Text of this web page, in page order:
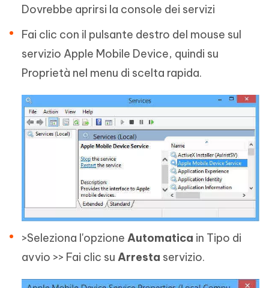
Dovrebbe aprirsi la console dei servizi
Fai clic con il pulsante destro del mouse sul
servizio Apple Mobile Device, quindi su
Proprietà nel menu di scelta rapida.
>Seleziona l'opzione Automatica in Tipo di
avvio >> Fai clic su Arresta servizio.